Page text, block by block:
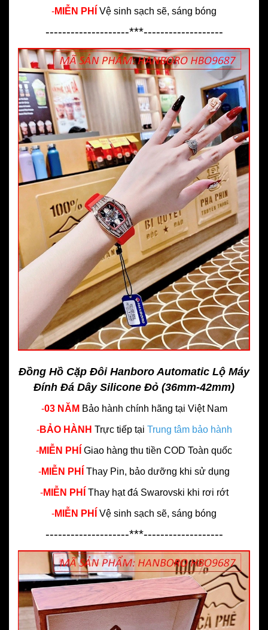
-MIỄN PHÍ Vệ sinh sạch sẽ, sáng bóng
--------------------***-------------------
Đồng Hồ Cặp Đôi Hanboro Automatic Lộ Máy
Đính Đá Dây Silicone Đỏ (36mm-42mm)
-03 NĂM Bảo hành chính hãng tại Việt Nam
-BẢO HÀNH Trực tiếp tại Trung tâm bảo hành
-MIỄN PHÍ Giao hàng thu tiền COD Toàn quốc
-MIỄN PHÍ Thay Pin, bảo dưỡng khi sử dụng
-MIỄN PHÍ Thay hạt đá Swarovski khi rơi rớt
-MIỄN PHÍ Vệ sinh sạch sẽ, sáng bóng
--------------------***-------------------